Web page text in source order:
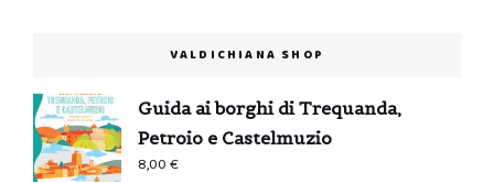
VALDICHIANA SHOP
Guida ai borghi di Trequanda,
Petroio e Castelmuzio
8,00€